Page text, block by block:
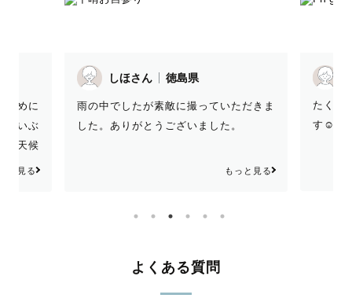
早めに
だいぶ
う天候
うと一
と見る
しほさん 徳島県
雨の中でしたが素敵に撮っていただきま
した。ありがとうございました。
もっと見る
たくさ
す☺️✨
よくある質問